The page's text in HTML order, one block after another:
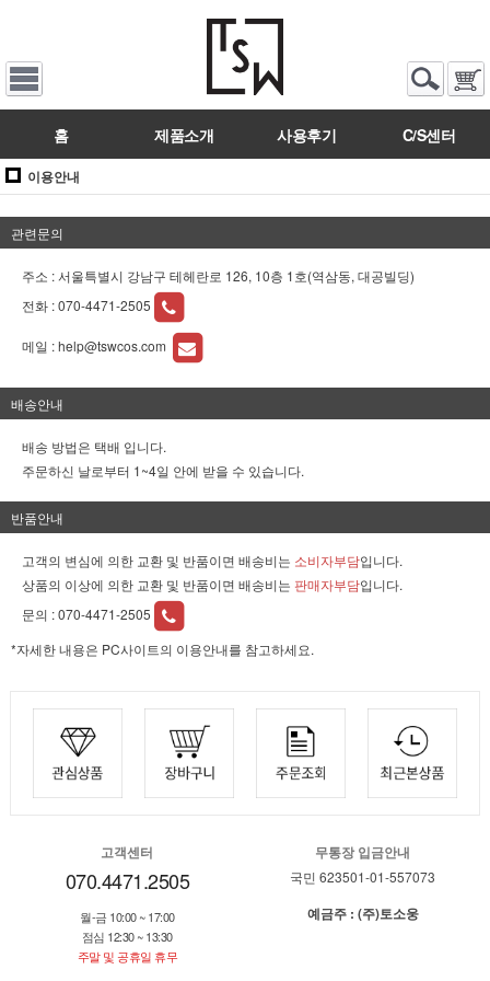
홈 제품소개 사용후기 C/S센터
이용안내
관련문의
주소 : 서울특별시 강남구 테헤란로 126, 10층 1호(역삼동, 대공빌딩)
전화 :070-4471-2505
메일 :help@tswcos.com
배송안내
배송 방법은 택배 입니다.
주문하신 날로부터 1~4일 안에 받을 수 있습니다.
반품안내
고객의 변심에 의한 교환 및 반품이면 배송비는 소비자부담입니다.
상품의 이상에 의한 교환 및 반품이면 배송비는 판매자부담입니다.
문의 :070-4471-2505
*자세한 내용은 PC사이트의 이용안내를 참고하세요.
고객센터
070.4471.2505
월-금 10:00 ~ 17:00
점심 12:30 ~ 13:30
주말 및 공휴일 휴무
무통장 입금안내
국민 623501-01-557073
예금주 : (주)토소웅